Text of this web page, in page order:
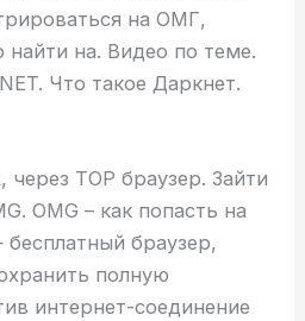
на ОМГ,
на. Видео по теме.
Что такое Даркнет.
через ТОР браузер. Зайти
OMG – как попасть на
браузер,
полную
интернет-соединение